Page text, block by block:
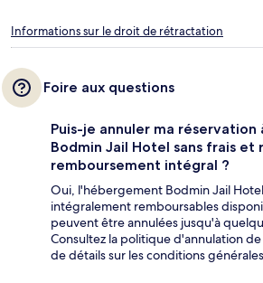
Informations sur le droit de rétractation
Foire aux questions
Puis-je annuler ma
Bodmin Jail Hotel sans frais et
remboursement intégral ?
Oui, l'hébergement Bodmin Jail
intégralement remboursables
peuvent être annulées jusqu'à
Consultez la politique d'annulation
de détails sur les conditions